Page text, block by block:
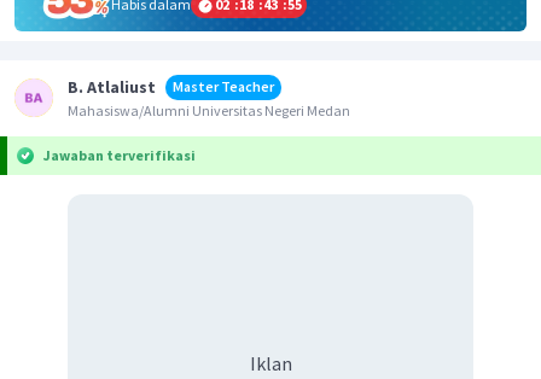
Habis dalam
02 :18 :43 :55
B. Atlaliust
Master Teacher
Mahasiswa/Alumni Universitas Negeri Medan
Jawaban terverifikasi
Iklan